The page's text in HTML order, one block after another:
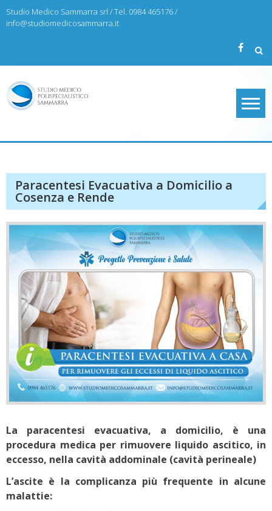
Skip
to
Studio Medico Sammarra srl / Tel. 0984 465176 /
info@studiomedicosammarra.it
Paracentesi Evacuativa a Domicilio a
Cosenza e Rende
La paracentesi evacuativa, a domicilio, è una
procedura medica per rimuovere liquido ascitico, in
eccesso, nella cavità addominale (cavità perineale)
L’ascite è la complicanza più frequente in alcune
malattie: